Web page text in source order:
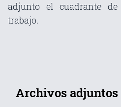
adjunto el cuadrante
trabajo.
Archivos adjuntos